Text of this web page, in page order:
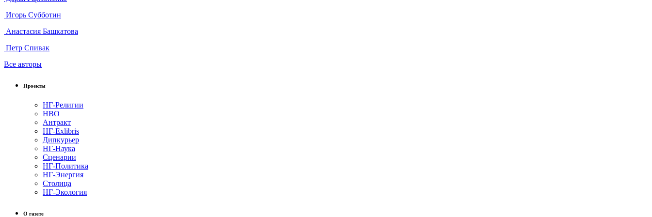
Игорь Субботин
Анастасия Башкатова
Петр Спивак
Все авторы
Проекты
НГ-Религии
НВО
Антракт
НГ-Exlibris
Дипкурьер
НГ-Наука
Сценарии
НГ-Политика
НГ-Энергия
Столица
НГ-Экология
О газете